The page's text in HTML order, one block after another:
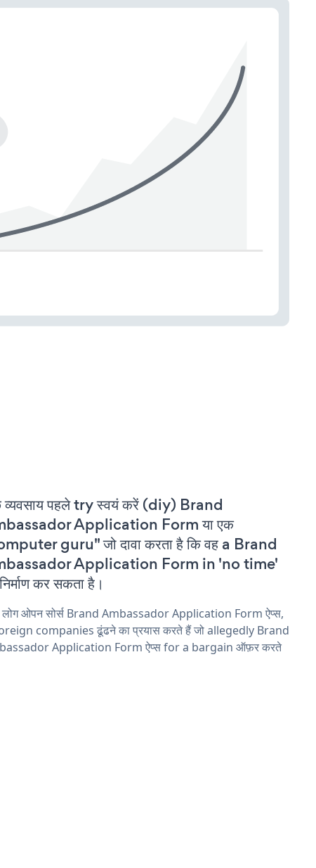
पहले try स्वयं करें (diy) Brand
Application Form या एक
guru" जो दावा करता है कि वह a Brand
Application Form in 'no time'
कर सकता है।
लोग ओपन सोर्स Brand Ambassador Application Form ऐप्स,
companies ढूंढने का प्रयास करते हैं जो allegedly Brand
Application Form ऐप्स for a bargain ऑफ़र करते